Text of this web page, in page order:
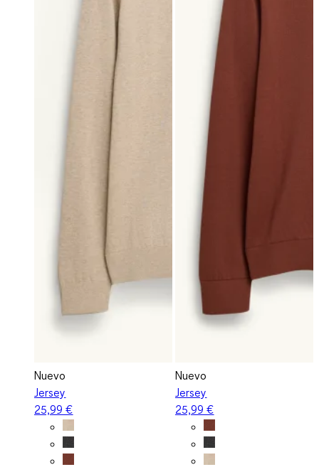
Nuevo
Jersey
25,99 €
Nuevo
Jersey
25,99 €